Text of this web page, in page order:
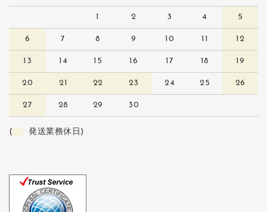
1 2 3 4 5
6 7 8 9 10 11 12
13 14 15 16 17 18 19
20 21 22 23 24 25 26
27 28 29 30
( 発送業務休日)